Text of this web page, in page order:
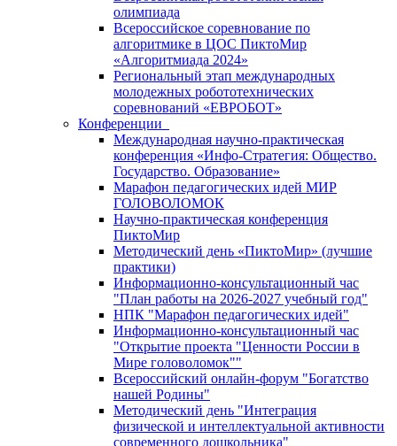
олимпиада
Всероссийское соревнование по
алгоритмике в ЦОС ПиктоМир
«Алгоритмиада 2024»
Региональный этап международных
молодежных робототехнических
соревнований «ЕВРОБОТ»
Конференции
Международная научно-практическая
конференция «Инфо-Стратегия: Общество.
Государство. Образование»
Марафон педагогических идей МИР
ГОЛОВОЛОМОК
Научно-практическая конференция
ПиктоМир
Методический день «ПиктоМир» (лучшие
практики)
Информационно-консультационный час
"План работы на 2026-2027 учебный год"
НПК "Марафон педагогических идей"
Информационно-консультационный час
"Открытие проекта "Ценности России в
Мире головоломок""
Всероссийский онлайн-форум "Богатство
нашей Родины"
Методический день "Интеграция
физической и интеллектуальной активности
современного дошкольника"